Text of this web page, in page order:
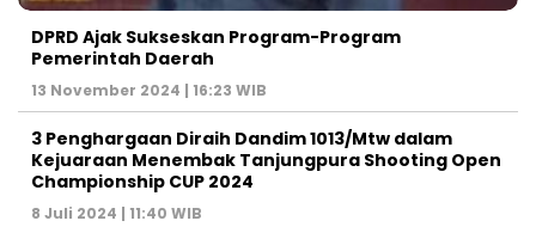
DPRD Ajak Sukseskan Program-Program
Pemerintah Daerah
13 November 2024 | 16:23 WIB
3 Penghargaan Diraih Dandim 1013/Mtw dalam
Kejuaraan Menembak Tanjungpura Shooting Open
Championship CUP 2024
8 Juli 2024 | 11:40 WIB